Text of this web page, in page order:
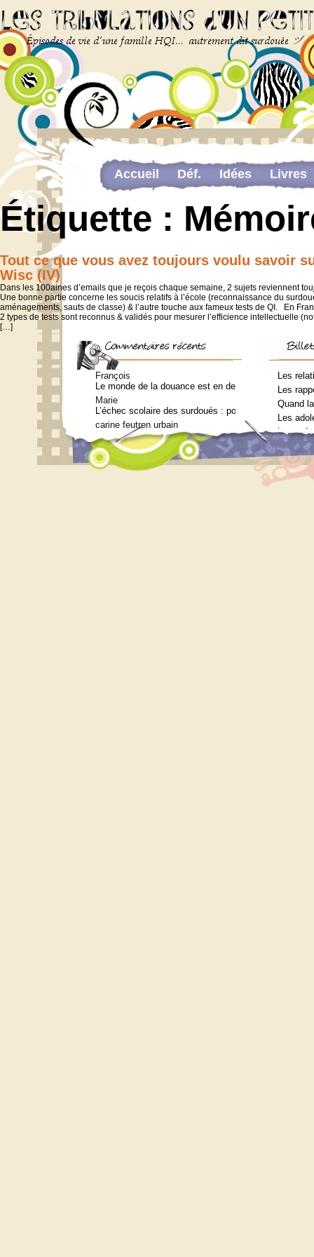
Accueil Déf. Idées
Livres
The last…
Étiquette :
Tout ce que vous avez toujours voulu savoir
Wisc (IV)
Dans les 100aines d’emails que je reçois chaque semaine, 2 sujets reviennent
Une bonne partie concerne les soucis relatifs à l’école (reconnaissance du
aménagements, sauts de classe) & l’autre touche aux fameux tests de QI. En
2 types de tests sont reconnus & validés pour mesurer l’efficience intellectuelle
[…]
François
Le monde de la douance est en deuil : Jean-Charles
Marie
L’échec scolaire des surdoués : pourquoi ? (Journal
carine feutren urbain
Petit lexique en lien avec le surdouement à l’usage
Marie
Qui consulter pour un bilan psychométrique ?
Siouplet
Qui consulter pour un bilan psychométrique ?
Les
Les
Quand
Les
Les